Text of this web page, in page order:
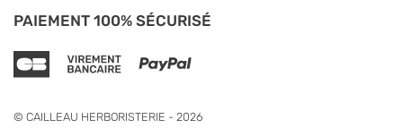
PAIEMENT 100% SÉCURISÉ
© CAILLEAU HERBORISTERIE - 2026